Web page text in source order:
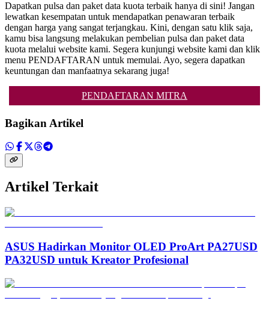
Dapatkan pulsa dan paket data kuota terbaik hanya di sini! Jangan
lewatkan kesempatan untuk mendapatkan penawaran terbaik
dengan harga yang sangat terjangkau. Kini, dengan satu klik saja,
kamu bisa langsung melakukan pembelian pulsa dan paket data
kuota melalui website kami. Segera kunjungi website kami dan klik
menu PENDAFTARAN untuk memulai. Ayo, segera dapatkan
keuntungan dan manfaatnya sekarang juga!
PENDAFTARAN MITRA
Bagikan Artikel
Artikel Terkait
ASUS Hadirkan Monitor OLED ProArt PA27USD
PA32USD untuk Kreator Profesional